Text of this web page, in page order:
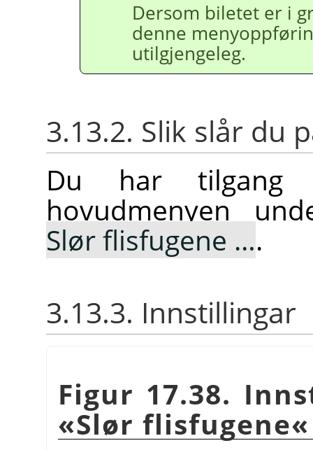
Dersom biletet er i
denne
utilgjengeleg.
3.13.2. Slik slår du
Du har
hovudmenyen
Slør flisfugene ….
3.13.3. Innstillingar
Figur 17.38.
«Slør flisfugene«